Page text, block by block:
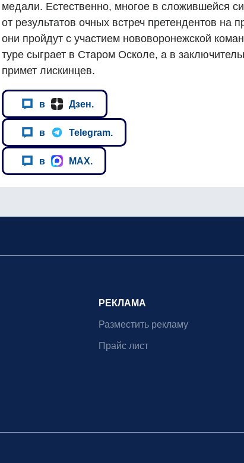
медали. Естественно, многое в сложившейся
от результатов очных встреч претендентов на
они пройдут с участием нововоронежской
туре сыграет в Старом Осколе, а в
примет лискинцев.
в Дзен.
в Telegram.
в MAX.
РЕКЛАМА
Разместить рекламу
Прайс лист